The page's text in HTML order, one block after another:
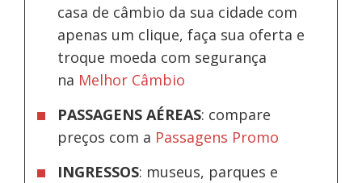
casa de câmbio da sua cidade com
apenas um clique, faça sua oferta e
troque moeda com segurança
na Melhor Câmbio
PASSAGENS AÉREAS: compare
preços com a Passagens Promo
INGRESSOS: museus, parques e